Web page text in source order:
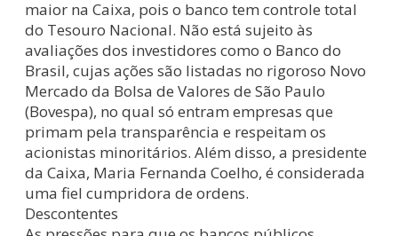
maior na Caixa, pois o banco tem controle total
do Tesouro Nacional. Não está sujeito às
avaliações dos investidores como o Banco do
Brasil, cujas ações são listadas no rigoroso Novo
Mercado da Bolsa de Valores de São Paulo
(Bovespa), no qual só entram empresas que
primam pela transparência e respeitam os
acionistas minoritários. Além disso, a presidente
da Caixa, Maria Fernanda Coelho, é considerada
uma fiel cumpridora de ordens.
Descontentes